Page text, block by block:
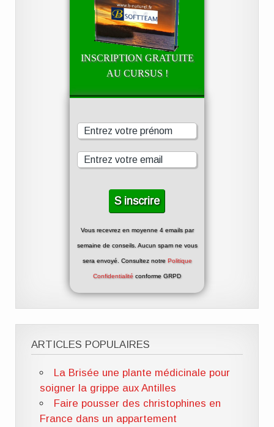
INSCRIPTION GRATUITE
AU CURSUS !
Vous recevrez en moyenne 4 emails par
semaine de conseils. Aucun spam ne vous
sera envoyé. Consultez notre Politique
Confidentialité conforme GRPD
ARTICLES POPULAIRES
La Brisée une plante médicinale pour
soigner la grippe aux Antilles
Faire pousser des christophines en
France dans un appartement